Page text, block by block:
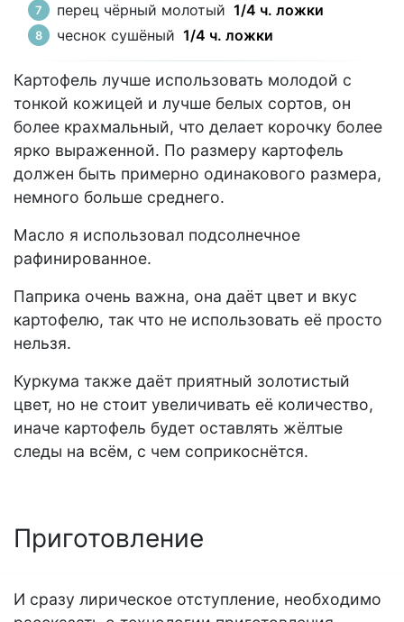
перец чёрный молотый 1/4 ч. ложки
чеснок сушёный 1/4 ч. ложки
Картофель лучше использовать молодой с
тонкой кожицей и лучше белых сортов, он
более крахмальный, что делает корочку более
ярко выраженной. По размеру картофель
должен быть примерно одинакового размера,
немного больше среднего.
Масло я использовал подсолнечное
рафинированное.
Паприка очень важна, она даёт цвет и вкус
картофелю, так что не использовать её просто
нельзя.
Куркума также даёт приятный золотистый
цвет, но не стоит увеличивать её количество,
иначе картофель будет оставлять жёлтые
следы на всём, с чем соприкоснётся.
Приготовление
И сразу лирическое отступление, необходимо